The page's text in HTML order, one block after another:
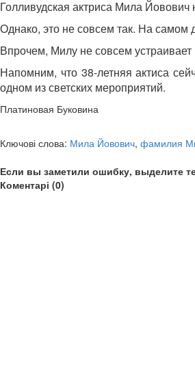
Голливудская актриса Мила
Однако, это не совсем так. На
Впрочем, Милу не совсем
Напомним, что 38-летняя актиса
одном из светских мероприятий.
Платиновая Буковина
Ключові слова: Мила Йовович, фамилия
Если вы заметили ошибку, выделите
Коментарі (0)